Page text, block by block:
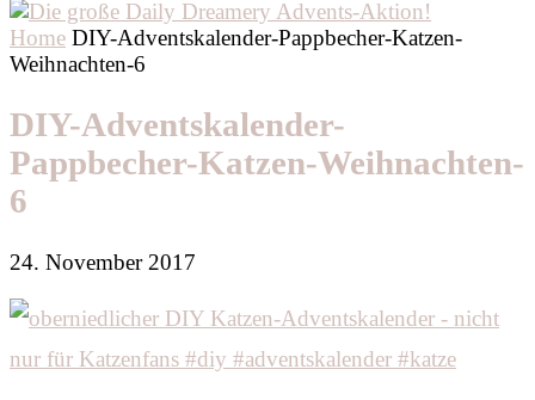
Home DIY-Adventskalender-Pappbecher-Katzen-
Weihnachten-6
DIY-Adventskalender-
Pappbecher-Katzen-Weihnachten-
6
24. November 2017